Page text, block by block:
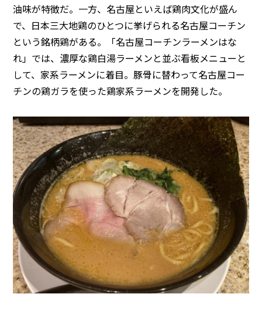
油味が特徴だ。一方、名古屋といえば鶏肉文化が盛ん
で、日本三大地鶏のひとつに挙げられる名古屋コーチン
という銘柄鶏がある。「名古屋コーチンラーメンはな
れ」では、濃厚な鶏白湯ラーメンと並ぶ看板メニューと
して、家系ラーメンに着目。豚骨に替わって名古屋コー
チンの鶏ガラを使った鶏家系ラーメンを開発した。